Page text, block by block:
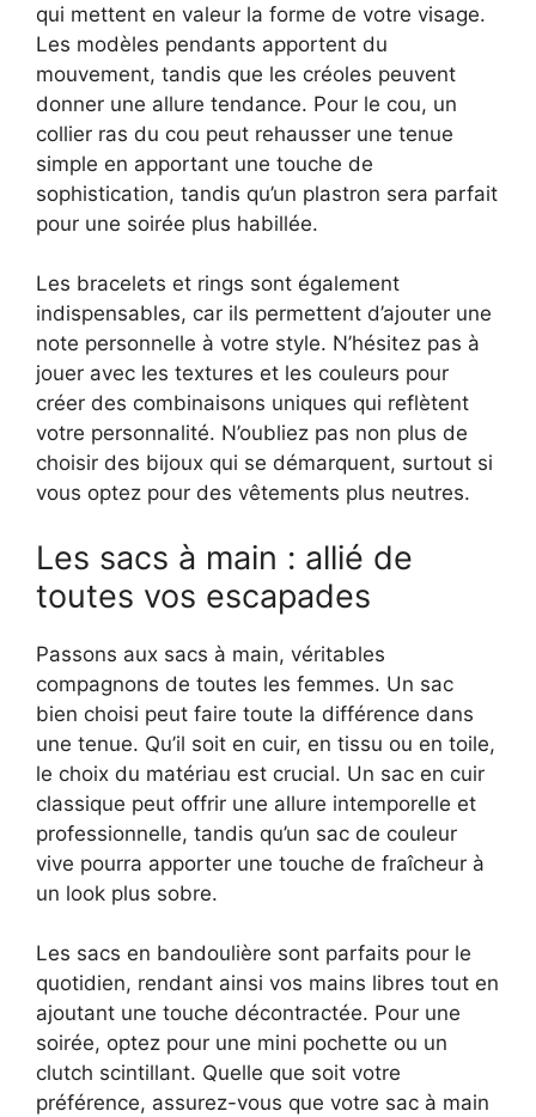
qui mettent en valeur la forme de votre visage.
Les modèles pendants apportent du
mouvement, tandis que les créoles peuvent
donner une allure tendance. Pour le cou, un
collier ras du cou peut rehausser une tenue
simple en apportant une touche de
sophistication, tandis qu’un plastron sera parfait
pour une soirée plus habillée.
Les bracelets et rings sont également
indispensables, car ils permettent d’ajouter une
note personnelle à votre style. N’hésitez pas à
jouer avec les textures et les couleurs pour
créer des combinaisons uniques qui reflètent
votre personnalité. N’oubliez pas non plus de
choisir des bijoux qui se démarquent, surtout si
vous optez pour des vêtements plus neutres.
Les sacs à main : allié de
toutes vos escapades
Passons aux sacs à main, véritables
compagnons de toutes les femmes. Un sac
bien choisi peut faire toute la différence dans
une tenue. Qu’il soit en cuir, en tissu ou en toile,
le choix du matériau est crucial. Un sac en cuir
classique peut offrir une allure intemporelle et
professionnelle, tandis qu’un sac de couleur
vive pourra apporter une touche de fraîcheur à
un look plus sobre.
Les sacs en bandoulière sont parfaits pour le
quotidien, rendant ainsi vos mains libres tout en
ajoutant une touche décontractée. Pour une
soirée, optez pour une mini pochette ou un
clutch scintillant. Quelle que soit votre
préférence, assurez-vous que votre sac à main